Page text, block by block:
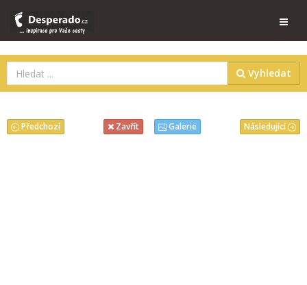
Vyhledat
Následující
Předchozí Zavřít Galerie